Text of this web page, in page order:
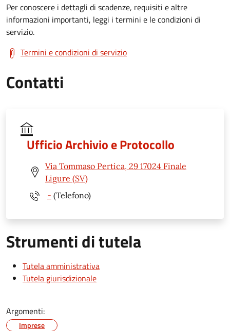
Per conoscere i dettagli di scadenze, requisiti e altre
informazioni importanti, leggi i termini e le condizioni di
servizio.
Termini e condizioni di servizio
Contatti
Ufficio Archivio e Protocollo
Via Tommaso Pertica, 29 17024 Finale
Ligure (SV)
- (Telefono)
Strumenti di tutela
Tutela amministrativa
Tutela giurisdizionale
Argomenti:
Imprese